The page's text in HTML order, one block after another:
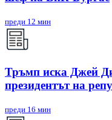
преди 12 мин
Тръмп иска Джей
президентът на
преди 16 мин